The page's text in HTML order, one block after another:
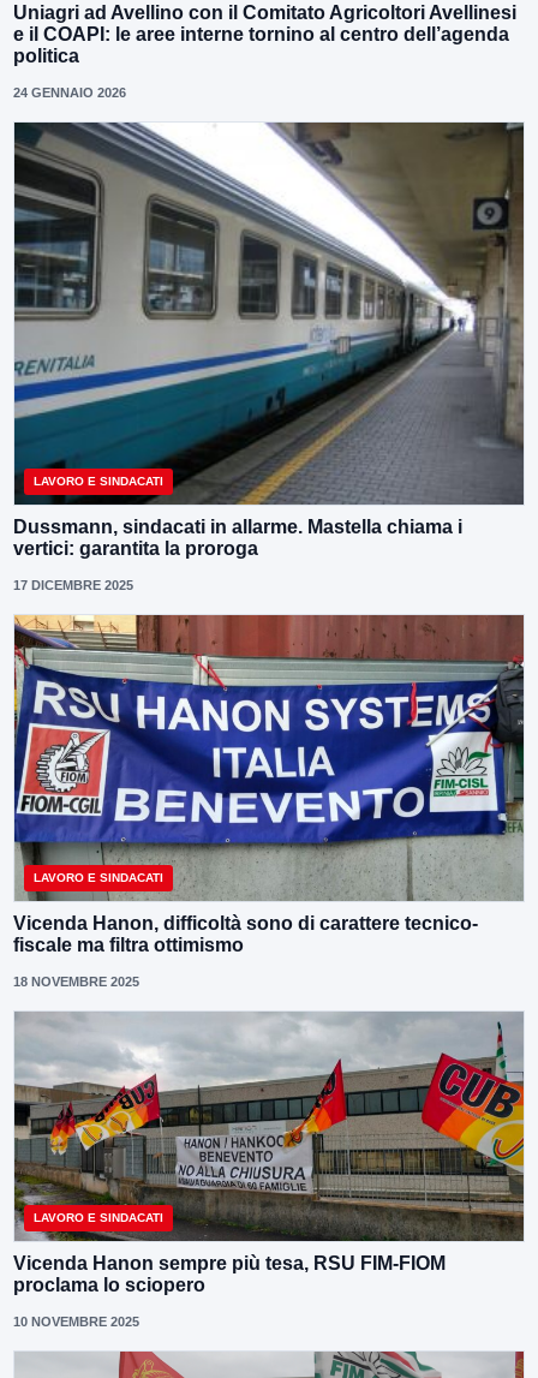
Uniagri ad Avellino con il Comitato Agricoltori Avellinesi
e il COAPI: le aree interne tornino al centro dell’agenda
politica
24 GENNAIO 2026
LAVORO E SINDACATI
Dussmann, sindacati in allarme. Mastella chiama i
vertici: garantita la proroga
17 DICEMBRE 2025
LAVORO E SINDACATI
Vicenda Hanon, difficoltà sono di carattere tecnico-
fiscale ma filtra ottimismo
18 NOVEMBRE 2025
LAVORO E SINDACATI
Vicenda Hanon sempre più tesa, RSU FIM-FIOM
proclama lo sciopero
10 NOVEMBRE 2025